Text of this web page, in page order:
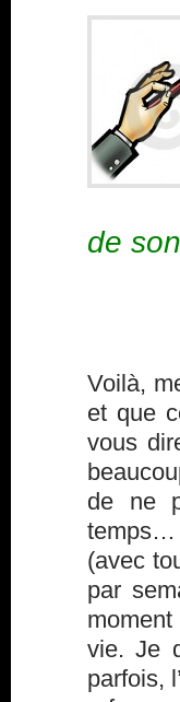
de
Voilà,
et que
vous
de ne
temps…
(avec
par
vie. Je
parfois,